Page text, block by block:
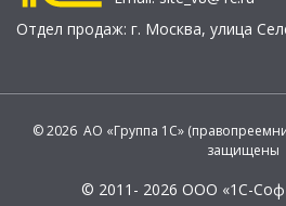
Отдел продаж: г. Москва, улица
© 2026 АО «Группа 1С»
защищены
© 2011- 2026 ООО «1С-